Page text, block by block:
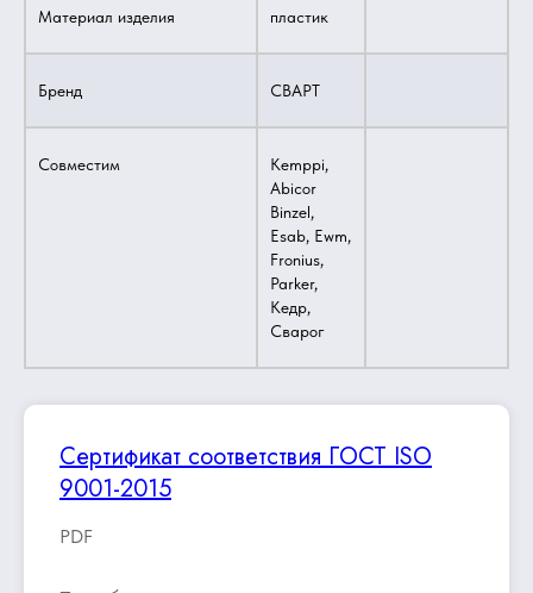
Материал изделия пластик
Бренд СВАРТ
Совместим
Kemppi,
Abicor
Binzel,
Esab, Ewm,
Fronius,
Parker,
Кедр,
Сварог
Сертификат соответствия ГОСТ ISO
9001-2015
PDF